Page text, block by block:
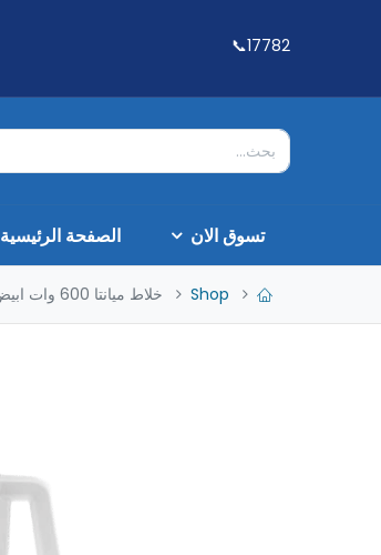
17782📞
تسوق الان الصفحة الرئيسية
Shop خلاط ميانتا 600 وات ابيض 1.75 لتر و مطحنه + مبشره BL1281H